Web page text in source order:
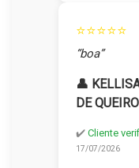
⭐⭐⭐⭐⭐
“boa”
👤
DE
✔️ Cliente
17/07/2026